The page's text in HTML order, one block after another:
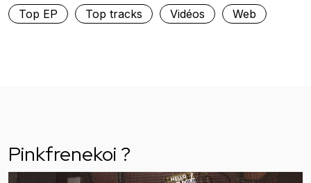
Top EP
Top tracks Vidéos Web
Pinkfrenekoi ?